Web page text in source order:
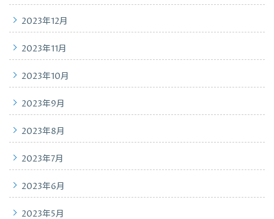
2023年12月
2023年11月
2023年10月
2023年9月
2023年8月
2023年7月
2023年6月
2023年5月